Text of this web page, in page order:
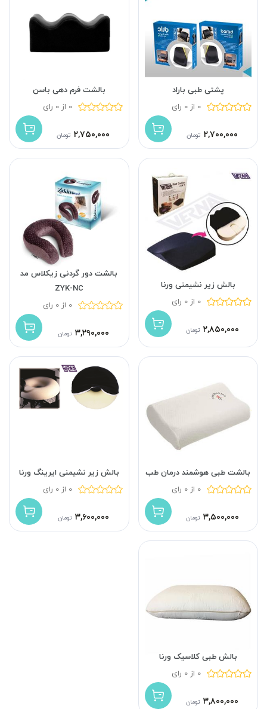
پشتی طبی باراد
0 از 0 رای
۲,۷۰۰,۰۰۰ تومان
بالشت فرم دهی باسن
0 از 0 رای
۲,۷۵۰,۰۰۰ تومان
بالش زیر نشیمنی ورنا
0 از 0 رای
۲,۸۵۰,۰۰۰ تومان
بالشت دور گردنی زیکلاس مد
ZYK-NC
0 از 0 رای
۳,۲۹۰,۰۰۰ تومان
بالشت طبی هوشمند درمان طب
0 از 0 رای
۳,۵۰۰,۰۰۰ تومان
بالش زیر نشیمنی ایرینگ ورنا
0 از 0 رای
۳,۶۰۰,۰۰۰ تومان
بالش طبی کلاسیک ورنا
0 از 0 رای
۳,۸۰۰,۰۰۰ تومان